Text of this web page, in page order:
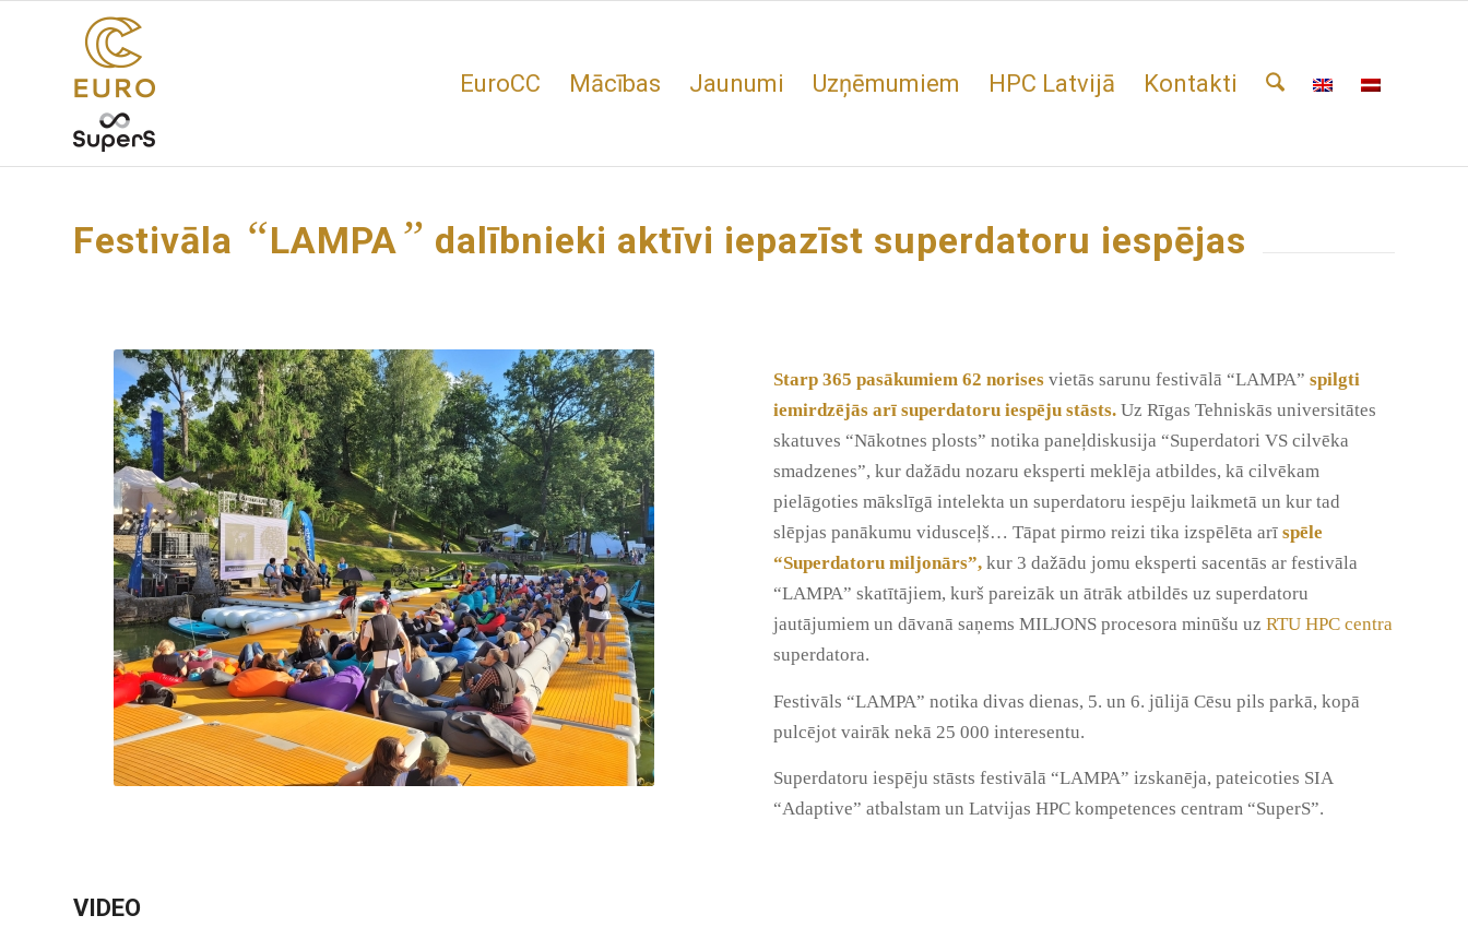
EuroCC Mācības Jaunumi Uzņēmumiem HPC Latvijā Kontakti
Festivāla “LAMPA” dalībnieki aktīvi iepazīst superdatoru iespējas
Starp 365 pasākumiem 62 norisesvietās sarunu festivālā “LAMPA” spilgti
iemirdzējās arī superdatoru iespēju stāsts.Uz Rīgas Tehniskās universitātes
skatuves “Nākotnes plosts” notika paneļdiskusija “Superdatori VS cilvēka
smadzenes”, kur dažādu nozaru eksperti meklēja atbildes, kā cilvēkam
pielāgoties mākslīgā intelekta un superdatoru iespēju laikmetā un kur tad
slēpjas panākumu vidusceļš… Tāpat pirmo reizi tika izspēlēta arīspēle
“Superdatoru miljonārs”,kur 3 dažādu jomu eksperti sacentās ar festivāla
“LAMPA” skatītājiem, kurš pareizāk un ātrāk atbildēs uz superdatoru
jautājumiem un dāvanā saņems MILJONS procesora minūšu uz RTU HPC centra
superdatora.
Festivāls “LAMPA” notika divas dienas, 5. un 6. jūlijā Cēsu pils parkā, kopā
pulcējot vairāk nekā 25 000 interesentu.
Superdatoru iespēju stāsts festivālā “LAMPA” izskanēja, pateicoties SIA
“Adaptive” atbalstam un Latvijas HPC kompetences centram “SuperS”.
VIDEO